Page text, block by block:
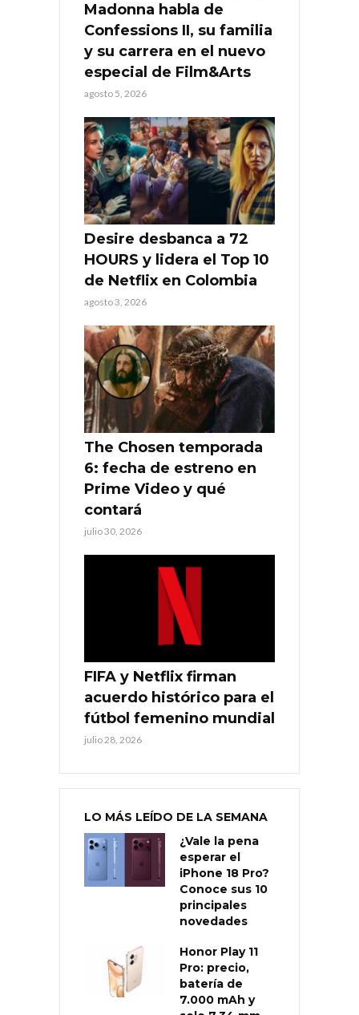
Madonna habla de
Confessions II, su familia
y su carrera en el nuevo
especial de Film&Arts
agosto 5, 2026
Desire desbanca a 72
HOURS y lidera el Top 10
de Netflix en Colombia
agosto 3, 2026
The Chosen temporada
6: fecha de estreno en
Prime Video y qué
contará
julio 30, 2026
FIFA y Netflix firman
acuerdo histórico para el
fútbol femenino mundial
julio 28, 2026
LO MÁS LEÍDO DE LA SEMANA
¿Vale la pena
esperar el
iPhone 18 Pro?
Conoce sus 10
principales
novedades
Honor Play 11
Pro: precio,
batería de
7.000 mAh y